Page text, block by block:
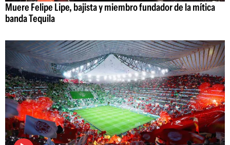
Muere Felipe Lipe, bajista y miembro fundador de la mítica
banda Tequila